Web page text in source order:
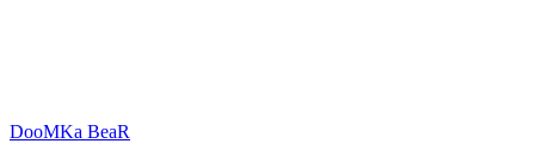
DooMKa BeaR